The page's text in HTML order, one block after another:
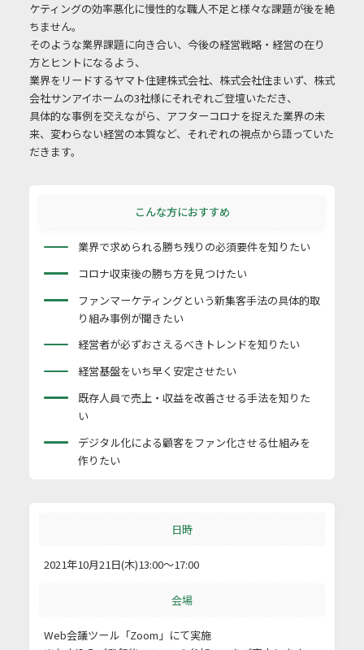
ケティングの効率悪化に慢性的な職人不足と様々な課題が後を絶
ちません。
そのような業界課題に向き合い、今後の経営戦略・経営の在り
方とヒントになるよう、
業界をリードするヤマト住建株式会社、株式会社住まいず、株式
会社サンアイホームの3社様にそれぞれご登壇いただき、
具体的な事例を交えながら、アフターコロナを捉えた業界の未
来、変わらない経営の本質など、それぞれの視点から語っていた
だきます。
こんな方におすすめ
業界で求められる勝ち残りの必須要件を知りたい
コロナ収束後の勝ち方を見つけたい
ファンマーケティングという新集客手法の具体的取
り組み事例が聞きたい
経営者が必ずおさえるべきトレンドを知りたい
経営基盤をいち早く安定させたい
既存人員で売上・収益を改善させる手法を知りた
い
デジタル化による顧客をファン化させる仕組みを
作りたい
日時
2021年10月21日(木)13:00～17:00
会場
Web会議ツール「Zoom」にて実施